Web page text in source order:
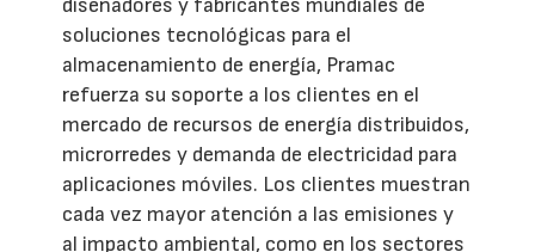
diseñadores y fabricantes mundiales de
soluciones tecnológicas para el
almacenamiento de energía, Pramac
refuerza su soporte a los clientes en el
mercado de recursos de energía distribuidos,
microrredes y demanda de electricidad para
aplicaciones móviles. Los clientes muestran
cada vez mayor atención a las emisiones y
al impacto ambiental, como en los sectores